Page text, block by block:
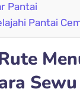
Pantai
Pantai
Sewu